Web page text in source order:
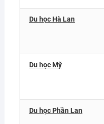
Du học Hà Lan
Du học Mỹ
Du học Phần Lan